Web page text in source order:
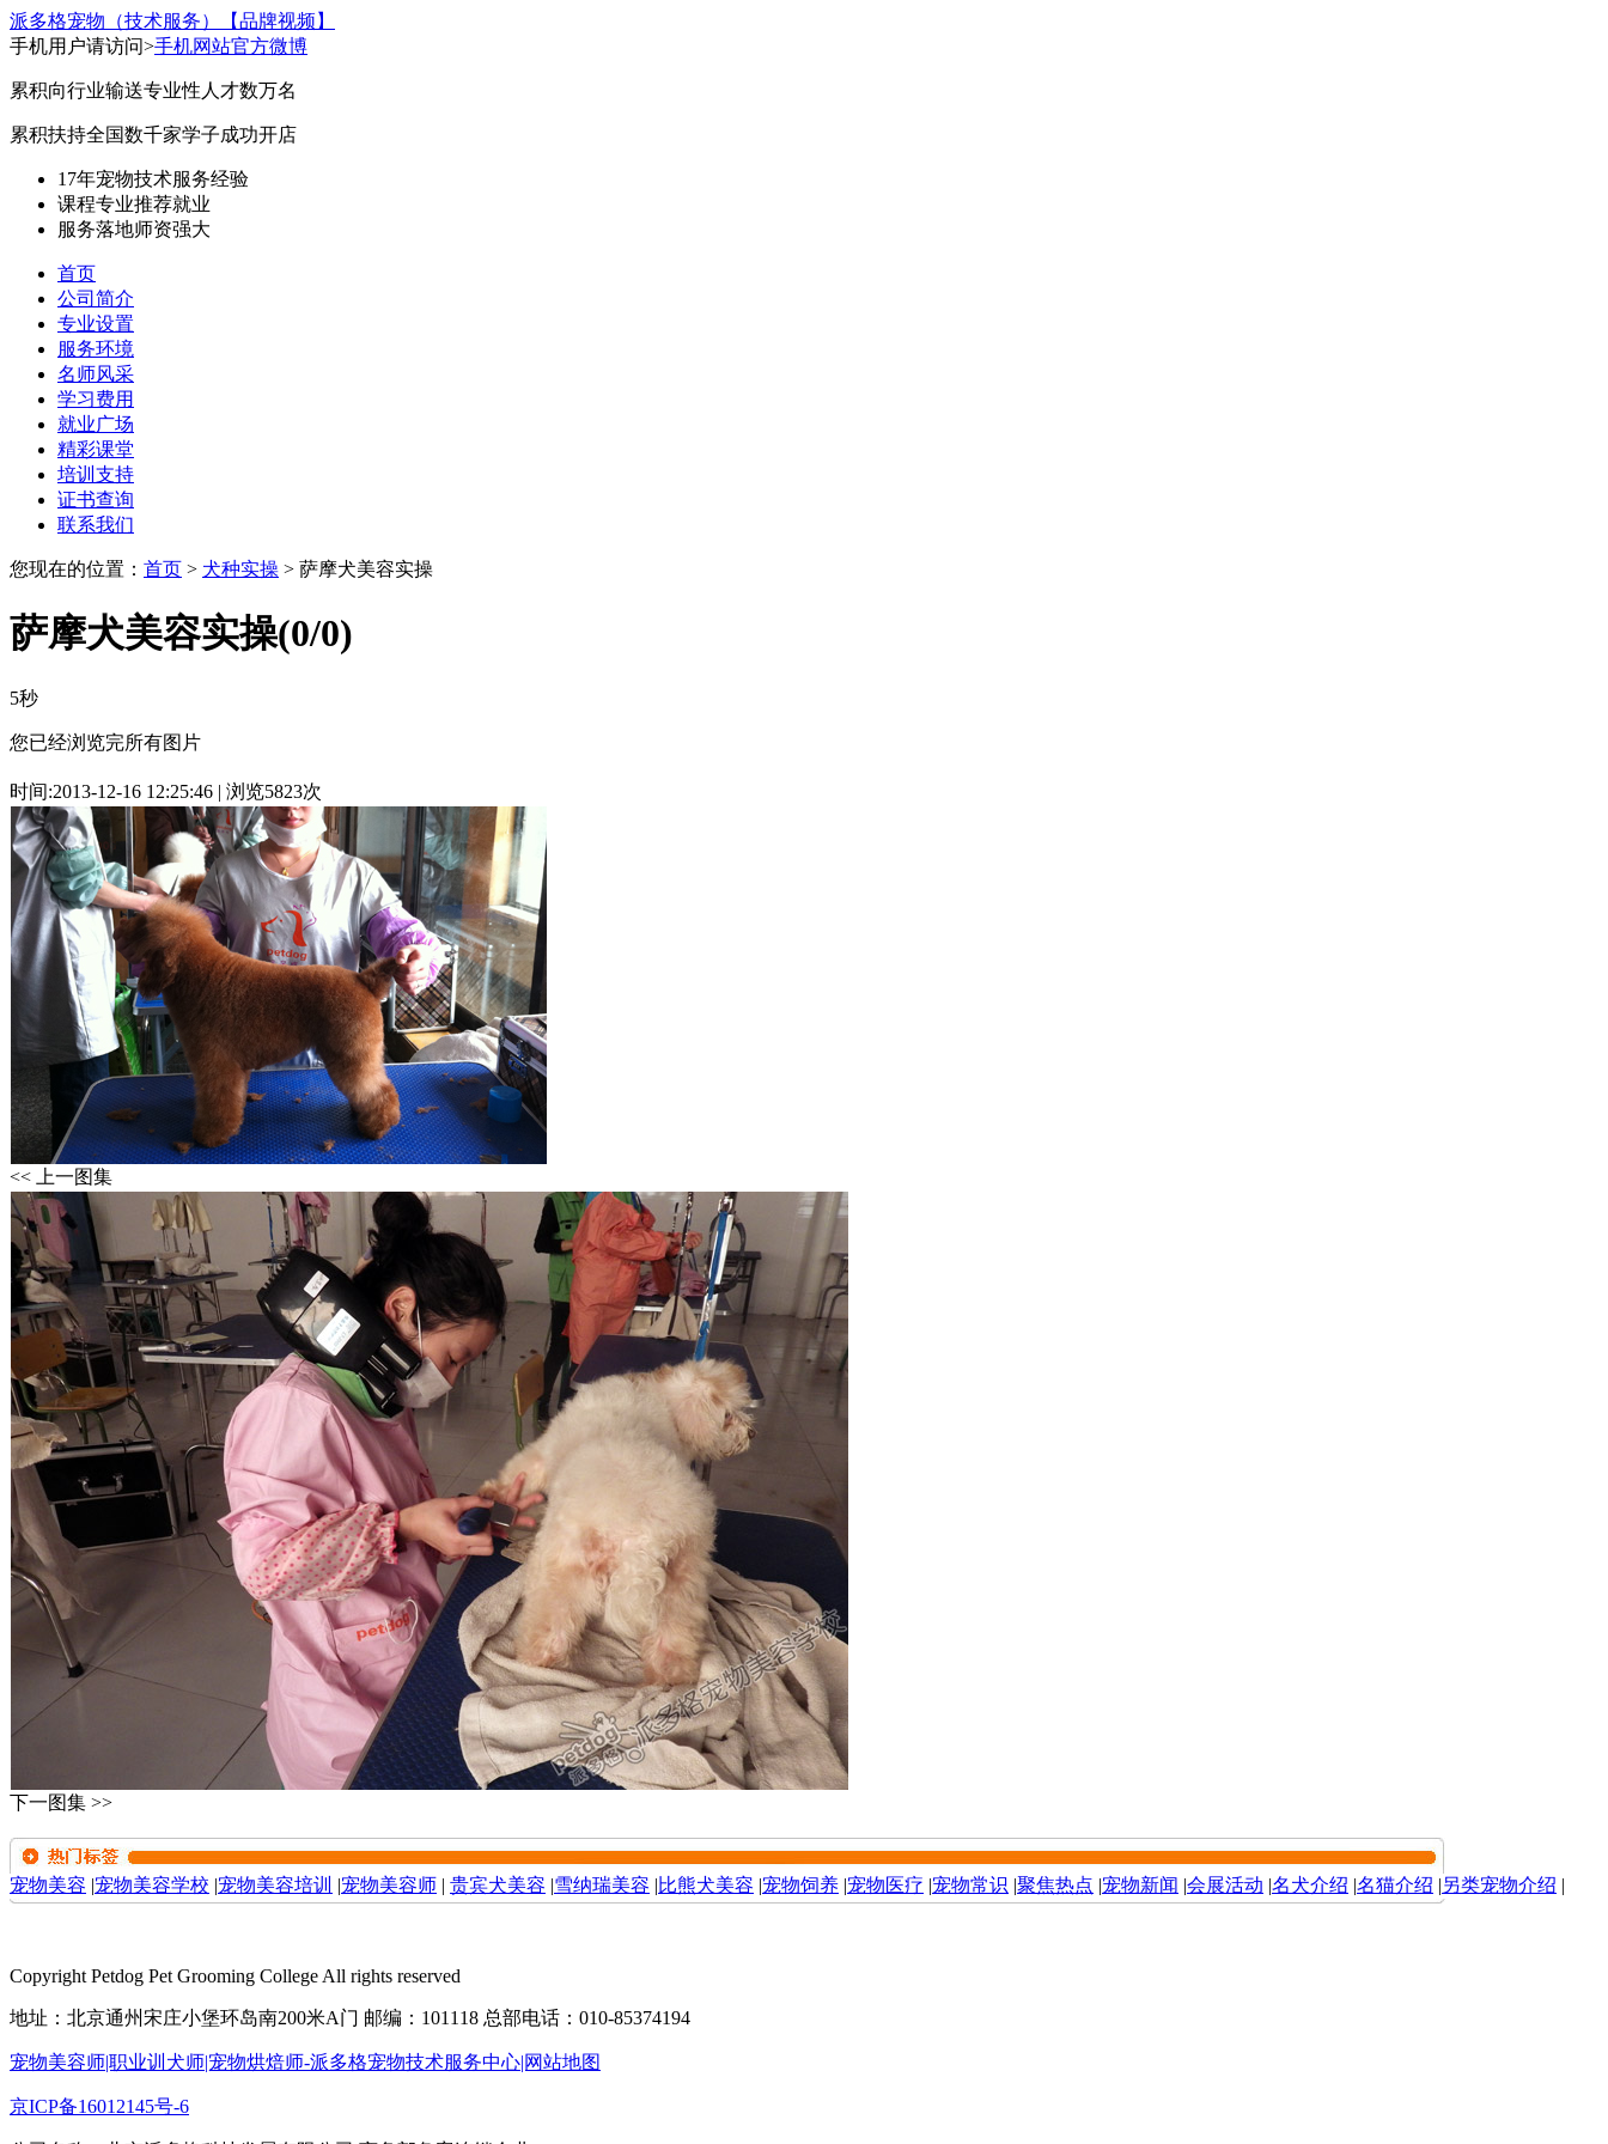
派多格宠物（技术服务）
【品牌视频】
手机用户请访问>手机网站官方微博
累积向行业输送专业性人才数万名
累积扶持全国数千家学子成功开店
17年宠物技术服务经验
课程专业推荐就业
服务落地师资强大
首页
公司简介
专业设置
服务环境
名师风采
学习费用
就业广场
精彩课堂
培训支持
证书查询
联系我们
您现在的位置： 首页 > 犬种实操 > 萨摩犬美容实操
萨摩犬美容实操(0/0)
5秒
您已经浏览完所有图片
时间:2013-12-16 12:25:46 | 浏览5823次
<< 上一图集
下一图集 >>
宠物美容 |宠物美容学校 |宠物美容培训 |宠物美容师 | 贵宾犬美容 |雪纳瑞美容 |比熊犬美容 |宠物饲养 |宠物医疗 |宠物常识 |聚焦热点 |宠物新闻 |会展活动 |名犬介绍 |名猫介绍 |另类宠物介绍 |
Copyright Petdog Pet Grooming College All rights reserved
地址：北京通州宋庄小堡环岛南200米A门 邮编：101118 总部电话：010-85374194
宠物美容师|职业训犬师|宠物烘焙师-派多格宠物技术服务中心|网站地图
京ICP备16012145号-6